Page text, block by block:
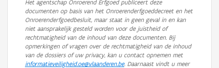
Het agentschap Onroerend Erfgoed publiceert deze
documenten op basis van het Onroerenderfgoeddecreet en het
Onroerenderfgoedbesluit, maar staat in geen geval in en kan
niet aansprakelijk gesteld worden voor de juistheid of
rechtmatigheid van de inhoud van deze documenten. Bij
opmerkingen of vragen over de rechtmatigheid van de inhoud
van de dossiers of uw privacy, kan u contact opnemen met
informatieveiligheid.oe@vlaanderen.be. Daarnaast vindt u meer